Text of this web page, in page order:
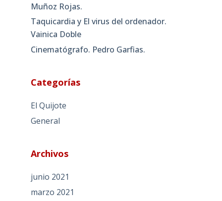
Muñoz Rojas.
Taquicardia y El virus del ordenador.
Vainica Doble
Cinematógrafo. Pedro Garfias.
Categorías
El Quijote
General
Archivos
junio 2021
marzo 2021